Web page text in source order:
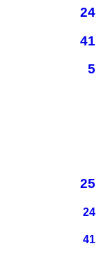
24
41
5
25
24
41